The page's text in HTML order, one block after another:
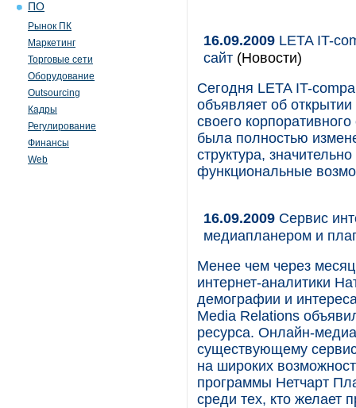
ПО
Рынок ПК
Маркетинг
Торговые сети
Оборудование
Outsourcing
Кадры
Регулирование
Финансы
Web
16.09.2009 LETA IT-
сайт (Новости)
Сегодня LETA IT-
объявляет об
своего
была полностью
структура,
функциональные
16.09.2009 Сервис
медиапланером и
Менее чем через месяц
интернет-аналитики
демографии и
Media Relations
ресурса. Онлайн-
существующему
на широких
программы Нетчарт
среди тех, кто желает